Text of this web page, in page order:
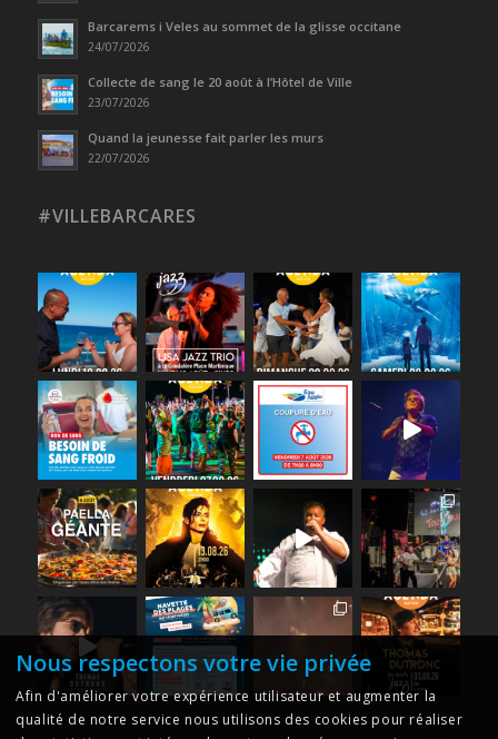
Barcarems i Veles au sommet de la glisse occitane
24/07/2026
Collecte de sang le 20 août à l’Hôtel de Ville
23/07/2026
Quand la jeunesse fait parler les murs
22/07/2026
#VILLEBARCARES
Nous respectons votre vie privée
Afin d'améliorer votre expérience utilisateur et augmenter la
qualité de notre service nous utilisons des cookies pour réaliser